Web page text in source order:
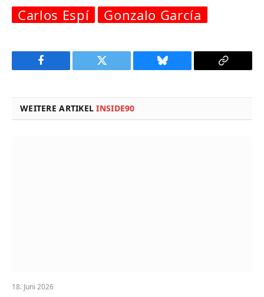
Carlos Espí Gonzalo García
Facebook Twitter Bluesky
Copy
WEITERE ARTIKELINSIDE90
18. Juni 2026